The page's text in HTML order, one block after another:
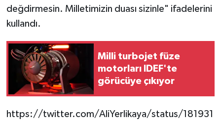
değdirmesin. Milletimizin duası sizinle" ifadelerini
kullandı.
Milli turbojet füze
motorları IDEF'te
görücüye çıkıyor
https://twitter.com/AliYerlikaya/status/181931